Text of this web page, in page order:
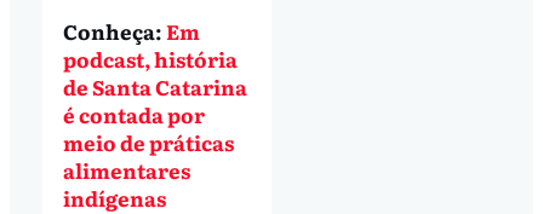
Conheça:Em
podcast, história
de Santa Catarina
é contada por
meio de práticas
alimentares
indígenas